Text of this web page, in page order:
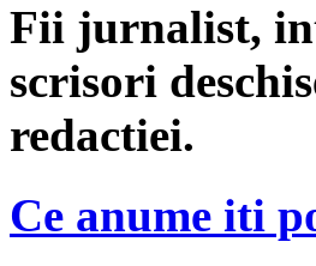
Fii jurnalist,
scrisori
redactiei.
Ce anume iti